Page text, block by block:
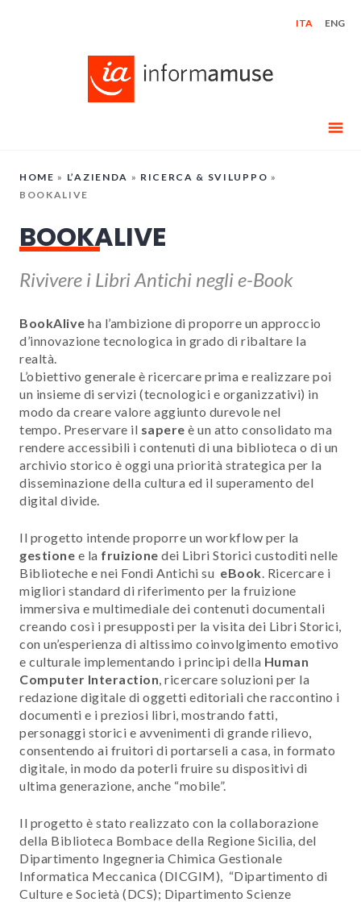
ITA ENG
HOME » L’AZIENDA » RICERCA & SVILUPPO »
BOOKALIVE
BOOKALIVE
Rivivere i Libri Antichi negli e-Book
BookAlive ha l’ambizione di proporre un approccio
d’innovazione tecnologica in grado di ribaltare la
realtà.
L’obiettivo generale è ricercare prima e realizzare poi
un insieme di servizi (tecnologici e organizzativi) in
modo da creare valore aggiunto durevole nel
tempo. Preservare il sapere è un atto consolidato ma
rendere accessibili i contenuti di una biblioteca o di un
archivio storico è oggi una priorità strategica per la
disseminazione della cultura ed il superamento del
digital divide.
Il progetto intende proporre un workflow per la
gestione e la fruizione dei Libri Storici custoditi nelle
Biblioteche e nei Fondi Antichi su eBook. Ricercare i
migliori standard di riferimento per la fruizione
immersiva e multimediale dei contenuti documentali
creando così i presupposti per la visita dei Libri Storici,
con un’esperienza di altissimo coinvolgimento emotivo
e culturale implementando i principi della Human
Computer Interaction, ricercare soluzioni per la
redazione digitale di oggetti editoriali che raccontino i
documenti e i preziosi libri, mostrando fatti,
personaggi storici e avvenimenti di grande rilievo,
consentendo ai fruitori di portarseli a casa, in formato
digitale, in modo da poterli fruire su dispositivi di
ultima generazione, anche “mobile”.
Il progetto è stato realizzato con la collaborazione
della Biblioteca Bombace della Regione Sicilia, del
Dipartimento Ingegneria Chimica Gestionale
Informatica Meccanica (DICGIM), “Dipartimento di
Culture e Società (DCS); Dipartimento Scienze